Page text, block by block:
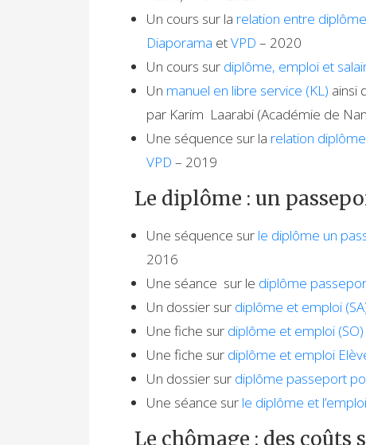
Un cours sur la relation entre
Diaporama etVPD – 2020
Un cours sur diplôme, emploi et
Un manuel en libre service (KL) ainsi
par Karim Laarabi (Académie de
Une séquence sur la relation
VPD – 2019
Le diplôme : un
Une séquence sur le diplôme un
2016
Une séance sur le diplôme
Un dossier sur diplôme et emploi
Une fiche sur diplôme et emploi (SO)
Une fiche sur diplôme et emploi
Un dossier sur diplôme passeport
Une séance sur le diplôme et
Le chômage : des